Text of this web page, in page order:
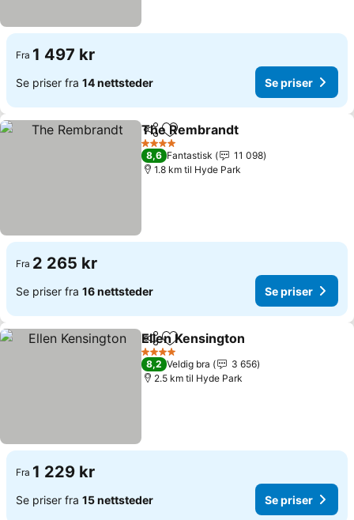
Fra 1 497 kr
Se priser fra 14 nettsteder Se priser
Del Legg til i favoritter
The Rembrandt
4 Stjerner
8,6 Fantastisk
11 098
1.8 km til Hyde Park
Fra 2 265 kr
Se priser fra 16 nettsteder Se priser
Del Legg til i favoritter
Ellen Kensington
4 Stjerner
8,2 Veldig bra
3 656
2.5 km til Hyde Park
Fra 1 229 kr
Se priser fra 15 nettsteder Se priser